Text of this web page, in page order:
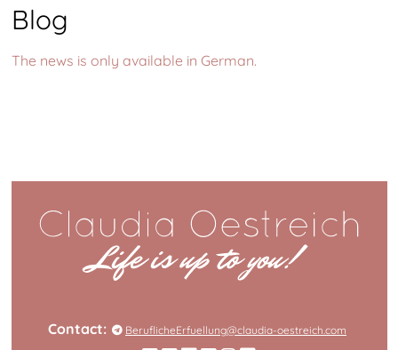
Blog
The news is only available in German.
Contact: BeruflicheErfuellung@claudia-oestreich.com